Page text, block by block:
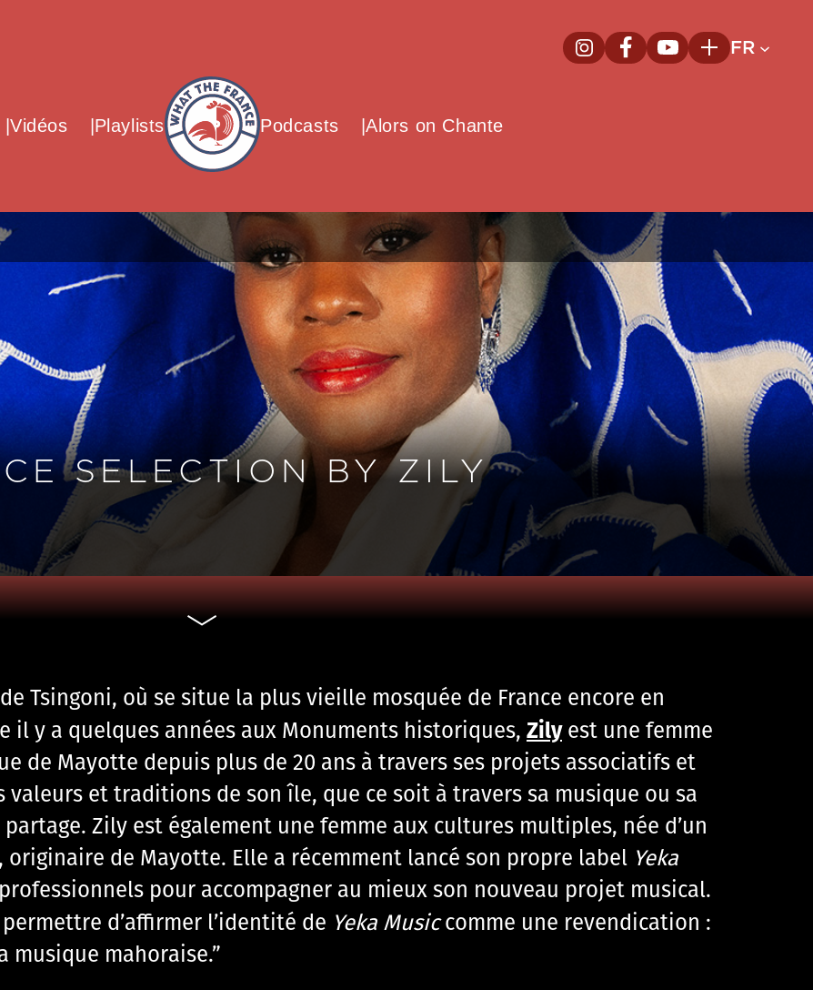
InstagramNouvelle fenêtre
FacebookNouvelle fenêtre
YoutubeNouvelle
PlusFR
Vidéos Playlists
What The France – Back to homepage
Podcasts Alors on Chante
SELECTION BY ZILY
Tsingoni, où se situe la plus vieille mosquée de France encore en
il y a quelques années aux Monuments historiques, Zilyest une femme
de Mayotte depuis plus de 20 ans à travers ses projets associatifs et
et traditions de son île, que ce soit à travers sa musique ou sa
Zily est également une femme aux cultures multiples, née d’un
originaire de Mayotte. Elle a récemment lancé son propre label Yeka
pour accompagner au mieux son nouveau projet musical.
permettre d’affirmer l’identité de Yeka Musiccomme une revendication :
musique mahoraise.”